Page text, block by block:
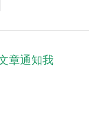
章通知我